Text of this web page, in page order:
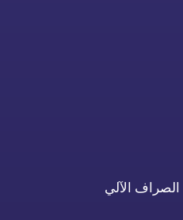
الآلي